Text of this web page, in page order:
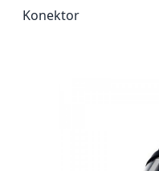
Konektor